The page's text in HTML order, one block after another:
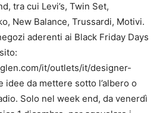
tra cui Levi’s, Twin Set,
New Balance, Trussardi, Motivi.
aderenti ai Black Friday Days
it/outlets/it/designer-
da mettere sotto l’albero o
Solo nel week end, da venerdì